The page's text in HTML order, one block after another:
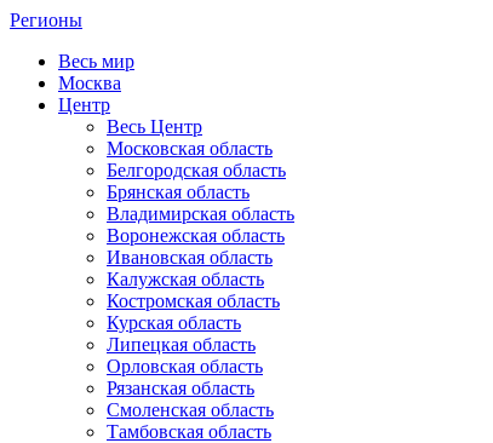
Регионы
Весь мир
Москва
Центр
Весь Центр
Московская область
Белгородская область
Брянская область
Владимирская область
Воронежская область
Ивановская область
Калужская область
Костромская область
Курская область
Липецкая область
Орловская область
Рязанская область
Смоленская область
Тамбовская область